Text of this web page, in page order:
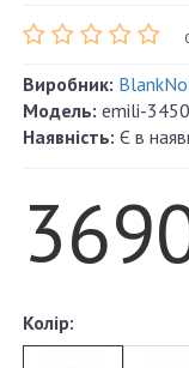
Виробник:
Модель: emili-
Наявність: Є в
Колір: